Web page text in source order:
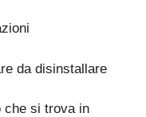
da disinstallare
che si trova in